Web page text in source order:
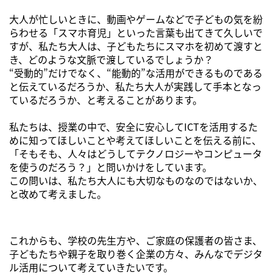
大人が忙しいときに、動画やゲームなどで子どもの気を紛
らわせる「スマホ育児」といった言葉も出てきて久しいで
すが、私たち大人は、子どもたちにスマホを初めて渡すと
き、どのような文脈で渡しているでしょうか？
“受動的”だけでなく、“能動的”な活用ができるものである
と伝えているだろうか、私たち大人が実践して手本となっ
ているだろうか、と考えることがあります。
私たちは、授業の中で、安全に安心してICTを活用するた
めに知ってほしいことや考えてほしいことを伝える前に、
「そもそも、人々はどうしてテクノロジーやコンピュータ
を使うのだろう？」と問いかけをしています。
この問いは、私たち大人にも大切なものなのではないか、
と改めて考えました。
これからも、学校の先生方や、ご家庭の保護者の皆さま、
子どもたちや親子を取り巻く企業の方々、みんなでデジタ
ル活用について考えていきたいです。